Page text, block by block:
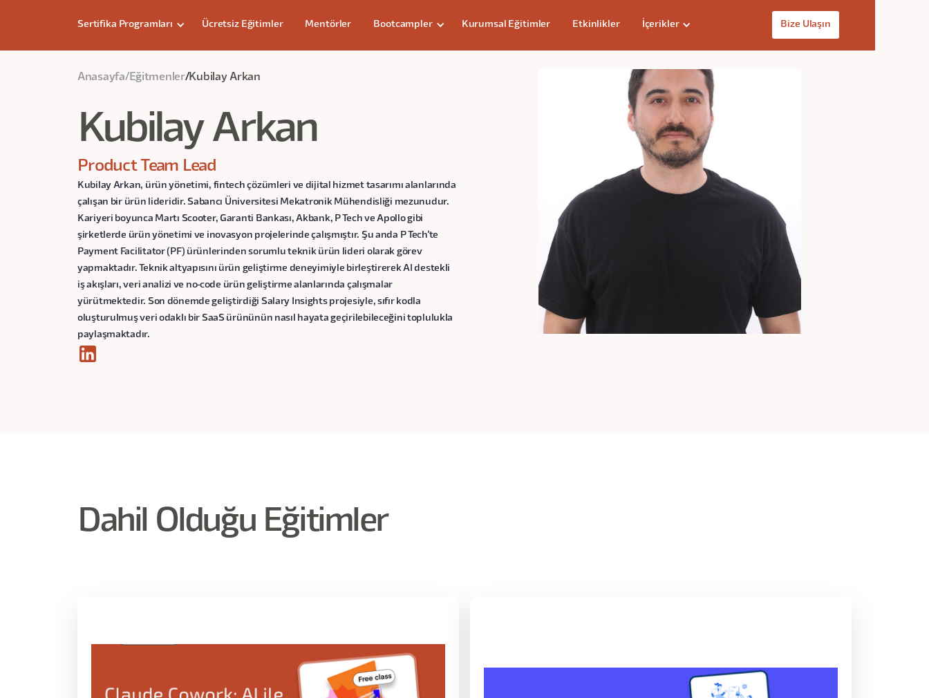
Sertifika Programları Ücretsiz Eğitimler Mentörler Bootcampler Kurumsal Eğitimler Etkinlikler İçerikler Bize Ulaşın
Anasayfa/ Eğitmenler/ Kubilay Arkan
Kubilay Arkan
Product Team Lead
Kubilay Arkan, ürün yönetimi, fintech çözümleri ve dijital hizmet tasarımı alanlarında
çalışan bir ürün lideridir. Sabancı Üniversitesi Mekatronik Mühendisliği mezunudur.
Kariyeri boyunca Martı Scooter, Garanti Bankası, Akbank, P Tech ve Apollo gibi
şirketlerde ürün yönetimi ve inovasyon projelerinde çalışmıştır. Şu anda P Tech'te
Payment Facilitator (PF) ürünlerinden sorumlu teknik ürün lideri olarak görev
yapmaktadır. Teknik altyapısını ürün geliştirme deneyimiyle birleştirerek AI destekli
iş akışları, veri analizi ve no-code ürün geliştirme alanlarında çalışmalar
yürütmektedir. Son dönemde geliştirdiği Salary Insights projesiyle, sıfır kodla
oluşturulmuş veri odaklı bir SaaS ürününün nasıl hayata geçirilebileceğini toplulukla
paylaşmaktadır.
Dahil Olduğu Eğitimler